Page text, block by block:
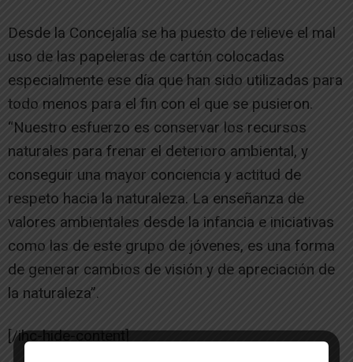
Desde la Concejalía se ha puesto de relieve el mal
uso de las papeleras de cartón colocadas
especialmente ese día que han sido utilizadas para
todo menos para el fin con el que se pusieron.
“Nuestro esfuerzo es conservar los recursos
naturales para frenar el deterioro ambiental, y
conseguir una mayor conciencia y actitud de
respeto hacia la naturaleza. La enseñanza de
valores ambientales desde la infancia e iniciativas
como las de este grupo de jóvenes, es una forma
de generar cambios de visión y de apreciación de
la naturaleza”.
[/ihc-hide-content]